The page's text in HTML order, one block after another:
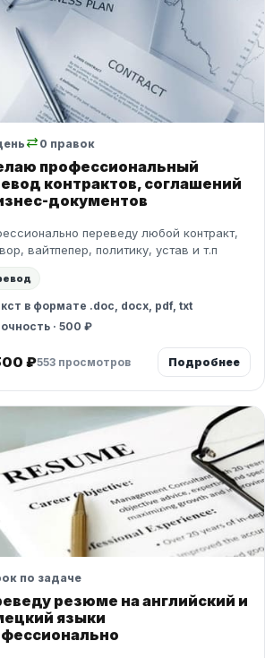
sync_alt 0 правок
профессиональный
контрактов, соглашений
документов
переведу любой контракт,
вайтпепер, политику, устав и т.п
в формате .doc, docx, pdf, txt
· 500 ₽
₽553 просмотров Подробнее
по задаче
резюме на английский и
языки